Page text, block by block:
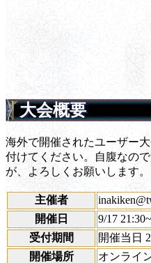
大会概要
海外で開催されたユーザー
付けてください。自腹なの
が、よろしくお願いします。
主催者
開催日
9/17 21:30~
受付期間
開催当日
開催場所
オンライ